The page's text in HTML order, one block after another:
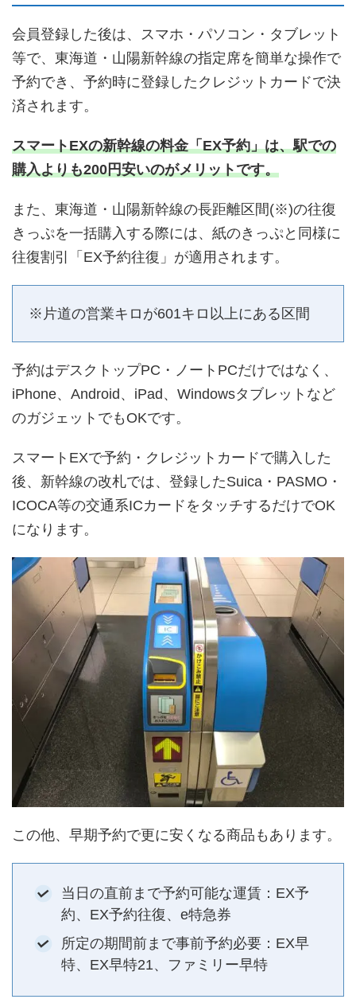
会員登録した後は、スマホ・パソコン・タブレット
等で、東海道・山陽新幹線の指定席を簡単な操作で
予約でき、予約時に登録したクレジットカードで決
済されます。
スマートEXの新幹線の料金「EX予約」は、駅での
購入よりも200円安いのがメリットです。
また、東海道・山陽新幹線の長距離区間(※)の往復
きっぷを一括購入する際には、紙のきっぷと同様に
往復割引「EX予約往復」が適用されます。
※片道の営業キロが601キロ以上にある区間
予約はデスクトップPC・ノートPCだけではなく、
iPhone、Android、iPad、Windowsタブレットなど
のガジェットでもOKです。
スマートEXで予約・クレジットカードで購入した
後、新幹線の改札では、登録したSuica・PASMO・
ICOCA等の交通系ICカードをタッチするだけでOK
になります。
この他、早期予約で更に安くなる商品もあります。
当日の直前まで予約可能な運賃：EX予
約、EX予約往復、e特急券
所定の期間前まで事前予約必要：EX早
特、EX早特21、ファミリー早特